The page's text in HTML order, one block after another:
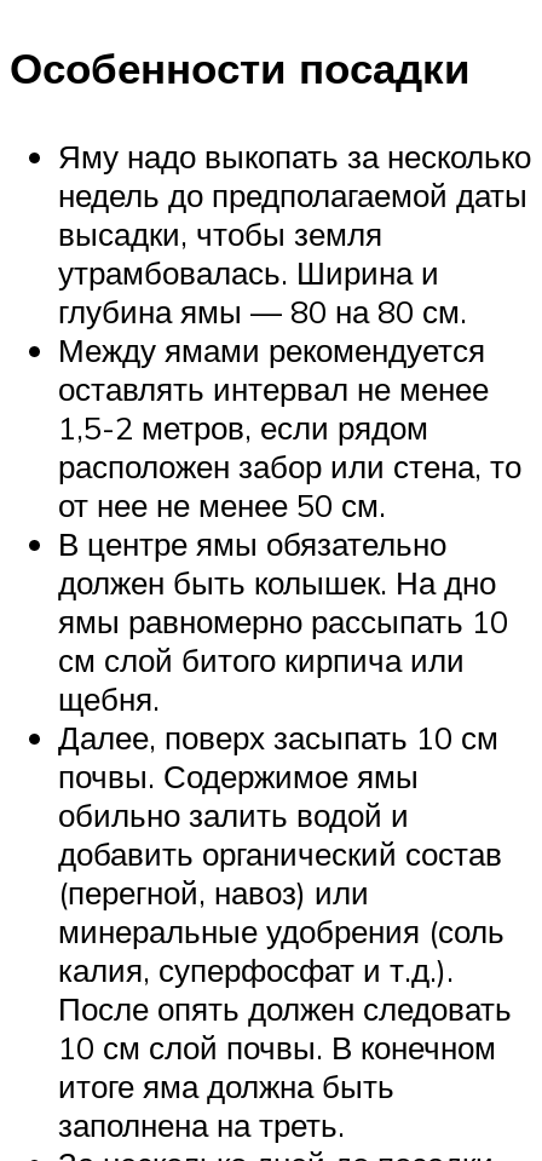
Особенности посадки
Яму надо выкопать за несколько
недель до предполагаемой даты
высадки, чтобы земля
утрамбовалась. Ширина и
глубина ямы — 80 на 80 см.
Между ямами рекомендуется
оставлять интервал не менее
1,5-2 метров, если рядом
расположен забор или стена, то
от нее не менее 50 см.
В центре ямы обязательно
должен быть колышек. На дно
ямы равномерно рассыпать 10
см слой битого кирпича или
щебня.
Далее, поверх засыпать 10 см
почвы. Содержимое ямы
обильно залить водой и
добавить органический состав
(перегной, навоз) или
минеральные удобрения (соль
калия, суперфосфат и т.д.).
После опять должен следовать
10 см слой почвы. В конечном
итоге яма должна быть
заполнена на треть.